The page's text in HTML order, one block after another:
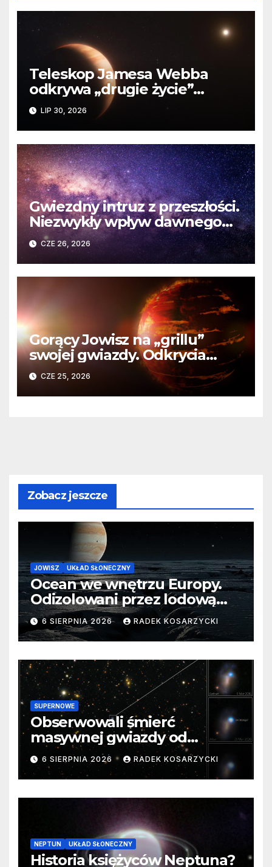
Teleskop Jamesa Webba
odkrywa „drugie życie”
planety krążącej wokół
martwej gwiazdy
LIP 30, 2026
Gwiezdny intruz z przeszłości.
Niezwykły wpływ dawnego
spotkania na komety Układu
Słonecznego
CZE 26, 2026
Gorący Jowisz na „grillu”
swojej gwiazdy. Odkrycia
Teleskopu Webba o HD
80606 b
CZE 25, 2026
Zobacz jeszcze
JOWISZ UKŁAD SŁONECZNY
Ocean we wnętrzu Europy.
Odizolowani przez lodową
barierę
6 SIERPNIA 2026 RADEK KOSARZYCKI
SUPERNOWE
Obserwowali śmierć
masywnej gwiazdy od
samego początku. Niezwykle
cenne dane
6 SIERPNIA 2026 RADEK KOSARZYCKI
NEPTUN UKŁAD SŁONECZNY
Historia księżyców Neptuna?